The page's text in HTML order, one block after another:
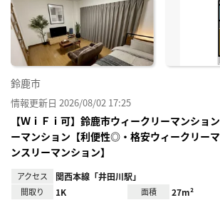
鈴鹿市
情報更新日 2026/08/02 17:25
【ＷｉＦｉ可】鈴鹿市ウィークリーマンショ
ーマンション【利便性◎・格安ウィークリー
ンスリーマンション】
アクセス 関西本線「井田川駅」
間取り 1K 面積 27m²